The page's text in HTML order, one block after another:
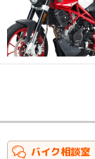
バイク相談室